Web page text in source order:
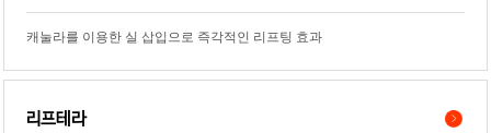
캐눌라를 이용한 실 삽입으로 즉각적인 리프팅 효과
리프테라